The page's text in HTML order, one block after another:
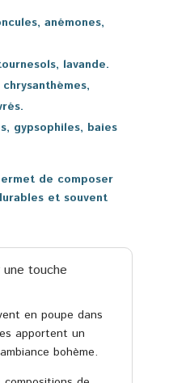
anémones,
lavande.
gypsophiles, baies
de composer
et souvent
touche
en poupe dans
apportent un
bohème.